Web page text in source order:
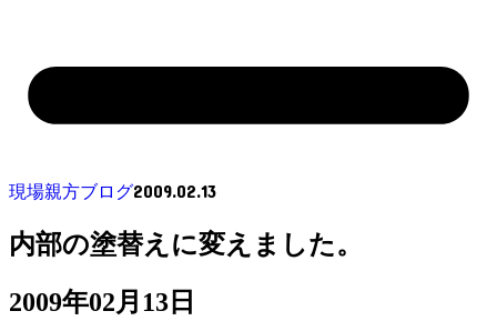
現場親方ブログ2009.02.13
内部の塗替えに変えました。
2009年02月13日